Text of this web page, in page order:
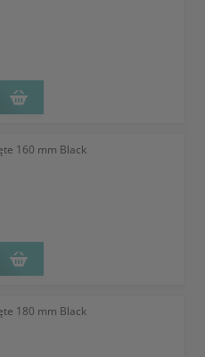
160 mm Black
180 mm Black